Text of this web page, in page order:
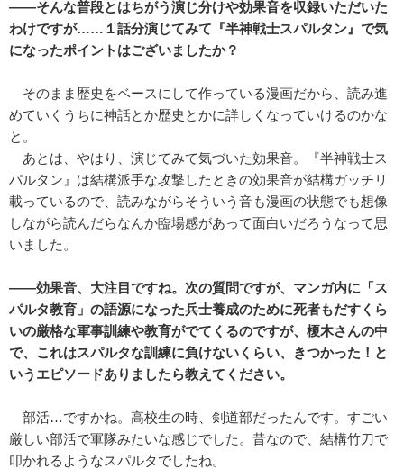
――そんな普段とはちがう演じ分けや効果音を収録いただいた
わけですが……１話分演じてみて『半神戦士スパルタン』で気
になったポイントはございましたか？
そのまま歴史をベースにして作っている漫画だから、読み進
めていくうちに神話とか歴史とかに詳しくなっていけるのかな
と。
あとは、やはり、演じてみて気づいた効果音。『半神戦士ス
パルタン』は結構派手な攻撃したときの効果音が結構ガッチリ
載っているので、読みながらそういう音も漫画の状態でも想像
しながら読んだらなんか臨場感があって面白いだろうなって思
いました。
――効果音、大注目ですね。次の質問ですが、マンガ内に「ス
パルタ教育」の語源になった兵士養成のために死者もだすくら
いの厳格な軍事訓練や教育がでてくるのですが、榎木さんの中
で、これはスパルタな訓練に負けないくらい、きつかった！と
いうエピソードありましたら教えてください。
部活…ですかね。高校生の時、剣道部だったんです。すごい
厳しい部活で軍隊みたいな感じでした。昔なので、結構竹刀で
叩かれるようなスパルタでしたね。